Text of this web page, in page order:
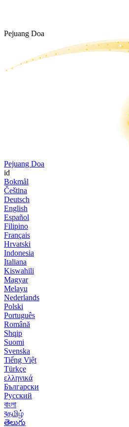
Pejuang Doa
Pejuang Doa
id
Bokmål
Čeština
Deutsch
English
Español
Filipino
Français
Hrvatski
Indonesia
Italiana
Kiswahili
Magyar
Melayu
Nederlands
Polski
Português
Română
Shqip
Suomi
Svenska
Tiếng Việt
Türkçe
ελληνικά
Български
Русский
বাংলা
বதமிழ்
తెలుగు